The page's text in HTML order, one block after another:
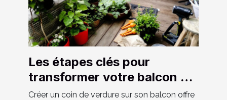
Les étapes clés pour
transformer votre balcon en
un espace vert luxuriant
Créer un coin de verdure sur son balcon offre